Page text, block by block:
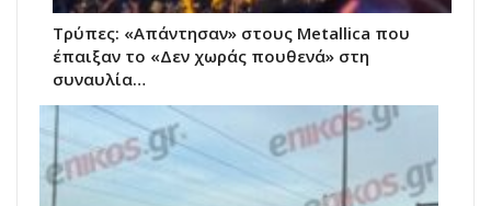
Τρύπες: «Απάντησαν» στους Metallica που
έπαιξαν το «Δεν χωράς πουθενά» στη
συναυλία…